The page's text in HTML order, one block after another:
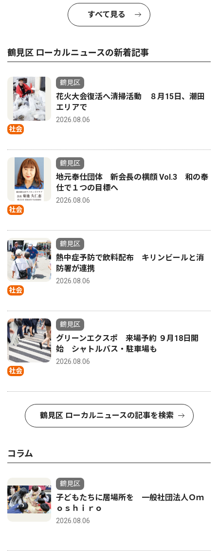
すべて見る
鶴見区 ローカルニュースの新着記事
社会
鶴見区
花火大会復活へ清掃活動 ８月15日、潮田
エリアで
2026.08.06
社会
鶴見区
地元奉仕団体 新会長の横顔 Vol.3 和の奉
仕で１つの目標へ
2026.08.06
社会
鶴見区
熱中症予防で飲料配布 キリンビールと消
防署が連携
2026.08.06
社会
鶴見区
グリーンエクスポ 来場予約 ９月18日開
始 シャトルバス・駐車場も
2026.08.06
鶴見区 ローカルニュースの記事を検索
コラム
鶴見区
子どもたちに居場所を 一般社団法人Ｏｍ
ｏｓｈｉｒｏ
2026.08.06